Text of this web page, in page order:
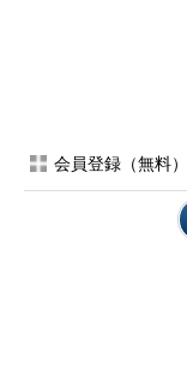
会員登録（無料